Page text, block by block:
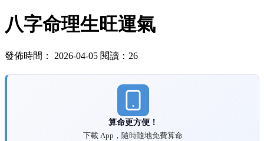
八字命理生旺運氣
發佈時間： 2026-04-05 閱讀：26
算命更方便！
下載 App，隨時隨地免費算命